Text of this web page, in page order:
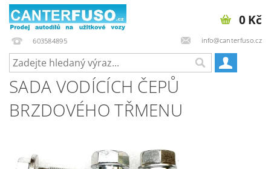
603584895 info@canterfuso.cz
0 Kč
SADA VODÍCÍCH ČEPŮ
BRZDOVÉHO TŘMENU